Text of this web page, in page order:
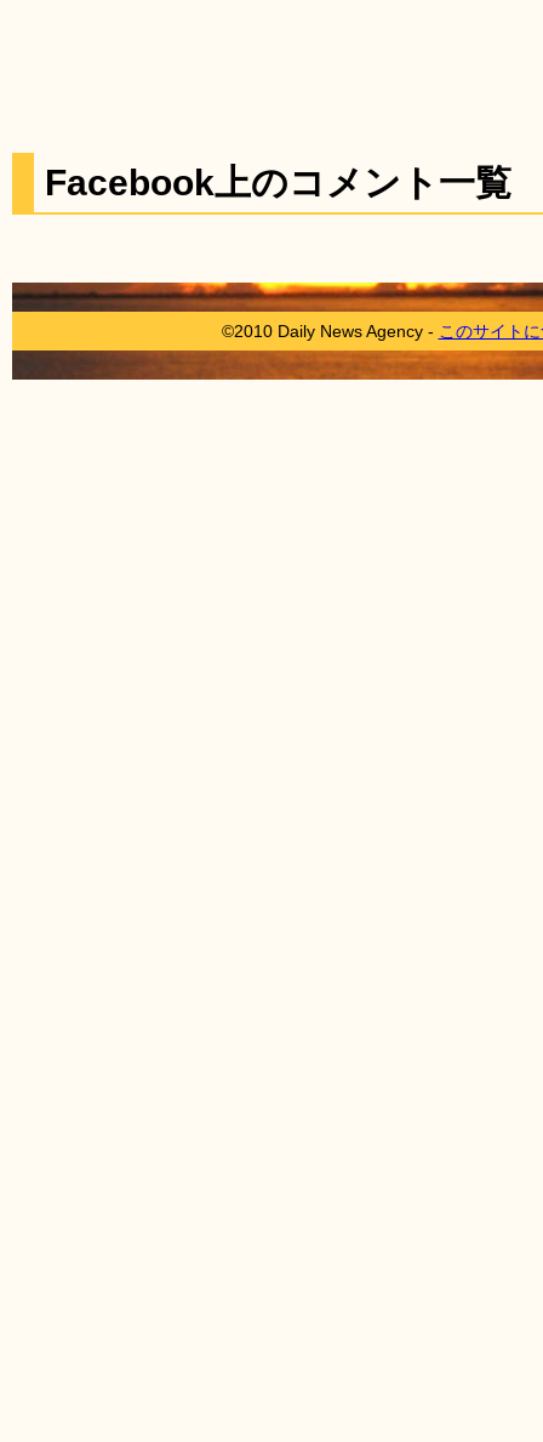
Facebook上のコメント一覧
©2010 Daily News Agency - このサイト